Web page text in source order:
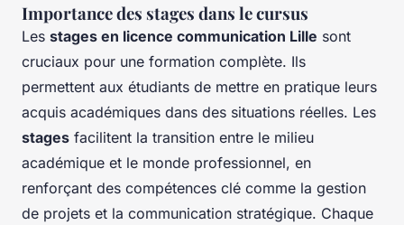
Importance des stages dans le cursus
Les stages en licence communication Lille sont
cruciaux pour une formation complète. Ils
permettent aux étudiants de mettre en pratique leurs
acquis académiques dans des situations réelles. Les
stages facilitent la transition entre le milieu
académique et le monde professionnel, en
renforçant des compétences clé comme la gestion
de projets et la communication stratégique. Chaque